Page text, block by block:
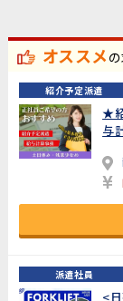
オススメ
紹介予定派遣
★
与
派遣社員
<